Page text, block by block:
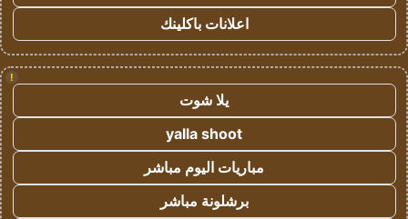
اعلانات باكلينك
!
يلا شوت
yalla shoot
مباريات اليوم مباشر
برشلونة مباشر